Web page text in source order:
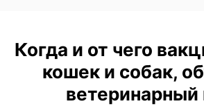
Когда и от чего
кошек и собак,
ветеринарный